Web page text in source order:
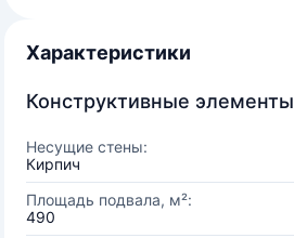
Характеристики
Конструктивные элементы
Несущие стены:
Кирпич
Площадь подвала, м²:
490